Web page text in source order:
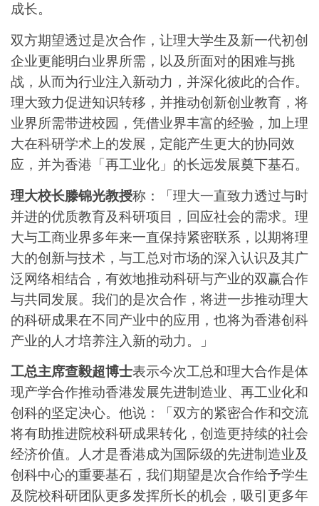
成长。
双方期望透过是次合作，让理大学生及新一代初创
企业更能明白业界所需，以及所面对的困难与挑
战，从而为行业注入新动力，并深化彼此的合作。
理大致力促进知识转移，并推动创新创业教育，将
业界所需带进校园，凭借业界丰富的经验，加上理
大在科研学术上的发展，定能产生更大的协同效
应，并为香港「再工业化」的长远发展奠下基石。
理大校长滕锦光教授称：「理大一直致力透过与时
并进的优质教育及科研项目，回应社会的需求。理
大与工商业界多年来一直保持紧密联系，以期将理
大的创新与技术，与工总对市场的深入认识及其广
泛网络相结合，有效地推动科研与产业的双赢合作
与共同发展。我们的是次合作，将进一步推动理大
的科研成果在不同产业中的应用，也将为香港创科
产业的人才培养注入新的动力。」
工总主席查毅超博士表示今次工总和理大合作是体
现产学合作推动香港发展先进制造业、再工业化和
创科的坚定决心。他说：「双方的紧密合作和交流
将有助推进院校科研成果转化，创造更持续的社会
经济价值。人才是香港成为国际级的先进制造业及
创科中心的重要基石，我们期望是次合作给予学生
及院校科研团队更多发挥所长的机会，吸引更多年